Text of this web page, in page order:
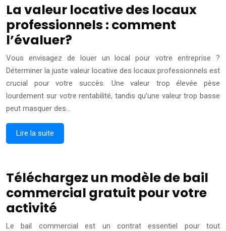
La valeur locative des locaux
professionnels : comment
l’évaluer?
Vous envisagez de louer un local pour votre entreprise ?
Déterminer la juste valeur locative des locaux professionnels est
crucial pour votre succès. Une valeur trop élevée pèse
lourdement sur votre rentabilité, tandis qu’une valeur trop basse
peut masquer des…
Lire la suite
Téléchargez un modèle de bail
commercial gratuit pour votre
activité
Le bail commercial est un contrat essentiel pour tout